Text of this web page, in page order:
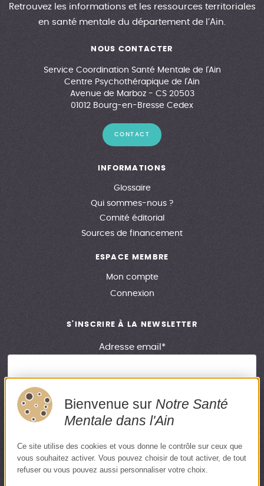
Retrouvez les informations et les ressources territoriales
en santé mentale du département de l’Ain.
NOUS CONTACTER
Service Coordination Santé Mentale de l'Ain
Centre Psychothérapique de l'Ain
Avenue de Marboz - CS 20503
01012 Bourg-en-Bresse Cedex
CONTACT
INFORMATIONS
Glossaire
Qui sommes-nous ?
Comité éditorial
Sources de financement
ESPACE MEMBRE
Mon compte
Connexion
S'INSCRIRE À LA NEWSLETTER
Adresse email*
En renseignant votre adresse email, vous acceptez de recevoir
notre newsletter. Si vous souhaitez vous désinscrire, merci de
Mentions légales Politique de confidentialité
Bienvenue sur Notre Santé
Mentale dans l'Ain
Ce site utilise des cookies et vous donne le contrôle sur ceux que
vous souhaitez activer. Vous pouvez choisir de tout activer, de tout
refuser ou vous pouvez aussi personnaliser votre choix.